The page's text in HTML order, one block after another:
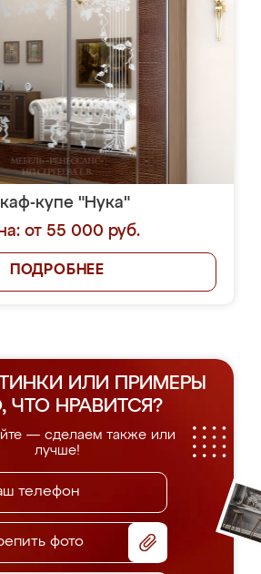
купе "Нука"
от 55 000 руб.
ПОДРОБНЕЕ
ИЛИ ПРИМЕРЫ
ЧТО НРАВИТСЯ?
— сделаем также или
лучше!
фото